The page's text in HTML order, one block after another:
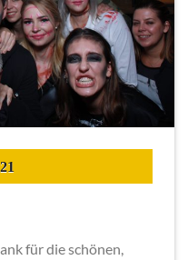
für die schönen,